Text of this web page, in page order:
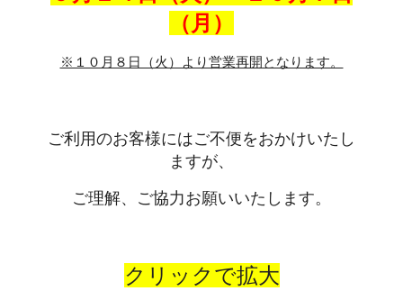
（月）
※１０月８日（火）より営業再開となります。
ご利用のお客様にはご不便をおかけいたし
ますが、
ご理解、ご協力お願いいたします。
クリックで拡大